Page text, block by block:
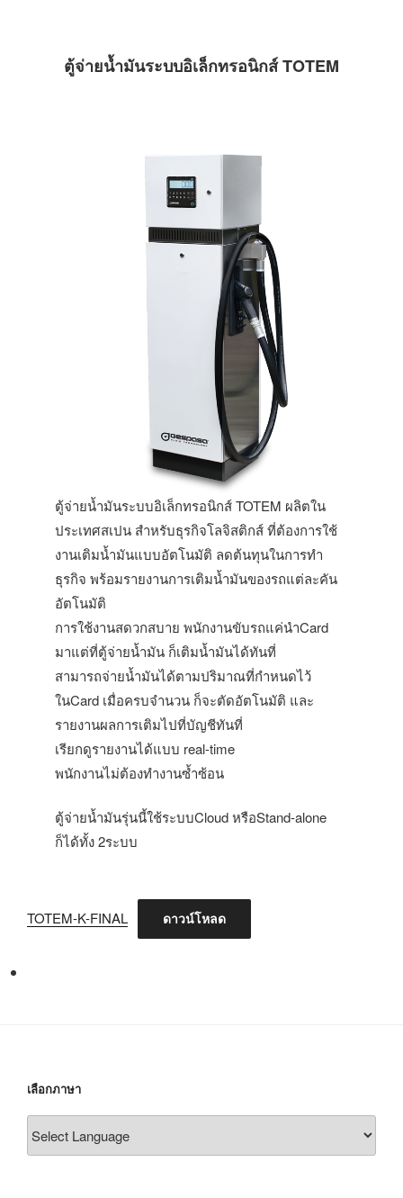
ตู้จ่ายน้ำมันระบบอิเล็กทรอนิกส์ TOTEM
ตู้จ่ายน้ำมันระบบอิเล็กทรอนิกส์ TOTEM ผลิตใน
ประเทศสเปน สำหรับธุรกิจโลจิสติกส์ ที่ต้องการใช้
งานเติมน้ำมันแบบอัตโนมัติ ลดต้นทุนในการทำ
ธุรกิจ พร้อมรายงานการเติมน้ำมันของรถแต่ละคัน
อัตโนมัติ
การใช้งานสดวกสบาย พนักงานขับรถแค่นำCard
มาแต่ที่ตู้จ่ายน้ำมัน ก็เติมน้ำมันได้ทันที่
สามารถจ่ายน้ำมันได้ตามปริมาณที่กำหนดไว้
ในCard เมื่อครบจำนวน ก็จะตัดอัตโนมัติ และ
รายงานผลการเติมไปที่บัญชีทันที่
เรียกดูรายงานได้แบบ real-time
พนักงานไม่ต้องทำงานซ้ำซ้อน
ตู้จ่ายน้ำมันรุ่นนี้ใช้ระบบCloud หรือStand-alone
ก็ได้ทั้ง 2ระบบ
TOTEM-K-FINAL ดาวน์โหลด
เลือกภาษา